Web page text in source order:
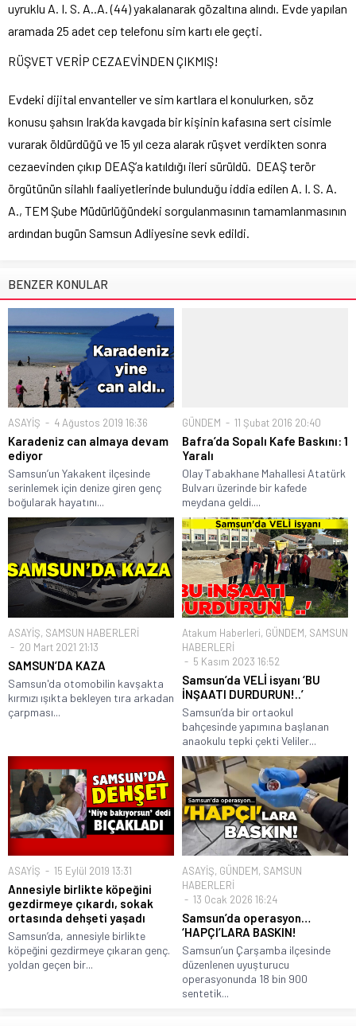
uyruklu A. I. S. A..A. (44) yakalanarak gözaltına alındı. Evde yapılan
aramada 25 adet cep telefonu sim kartı ele geçti.
RÜŞVET VERİP CEZAEVİNDEN ÇIKMIŞ!
Evdeki dijital envanteller ve sim kartlara el konulurken, söz
konusu şahsın Irak’da kavgada bir kişinin kafasına sert cisimle
vurarak öldürdüğü ve 15 yıl ceza alarak rüşvet verdikten sonra
cezaevinden çıkıp DEAŞ’a katıldığı ileri sürüldü. DEAŞ terör
örgütünün silahlı faaliyetlerinde bulunduğu iddia edilen A. I. S. A.
A., TEM Şube Müdürlüğündeki sorgulanmasının tamamlanmasının
ardından bugün Samsun Adliyesine sevk edildi.
BENZER KONULAR
ASAYİŞ 4 Ağustos 2019 16:36
Karadeniz can almaya devam
ediyor
Samsun’un Yakakent ilçesinde
serinlemek için denize giren genç
boğularak hayatını...
GÜNDEM 11 Şubat 2016 20:40
Bafra’da Sopalı Kafe Baskını: 1
Yaralı
Olay Tabakhane Mahallesi Atatürk
Bulvarı üzerinde bir kafede
meydana geldi....
ASAYİŞ, SAMSUN HABERLERİ
20 Mart 2021 21:13
SAMSUN’DA KAZA
Samsun'da otomobilin kavşakta
kırmızı ışıkta bekleyen tıra arkadan
çarpması...
Atakum Haberleri, GÜNDEM, SAMSUN
HABERLERİ
5 Kasım 2023 16:52
Samsun’da VELİ isyanı ‘BU
İNŞAATI DURDURUN!..’
Samsun’da bir ortaokul
bahçesinde yapımına başlanan
anaokulu tepki çekti Veliler...
ASAYİŞ 15 Eylül 2019 13:31
Annesiyle birlikte köpeğini
gezdirmeye çıkardı, sokak
ortasında dehşeti yaşadı
Samsun’da, annesiyle birlikte
köpeğini gezdirmeye çıkaran genç.
yoldan geçen bir...
ASAYİŞ, GÜNDEM, SAMSUN
HABERLERİ
13 Ocak 2026 16:24
Samsun’da operasyon…
‘HAPÇI’LARA BASKIN!
Samsun’un Çarşamba ilçesinde
düzenlenen uyuşturucu
operasyonunda 18 bin 900
sentetik...